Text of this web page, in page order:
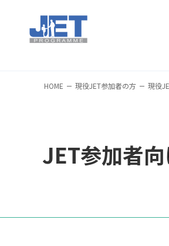
HOME 現役JET参加者の方 現役
JET参加者